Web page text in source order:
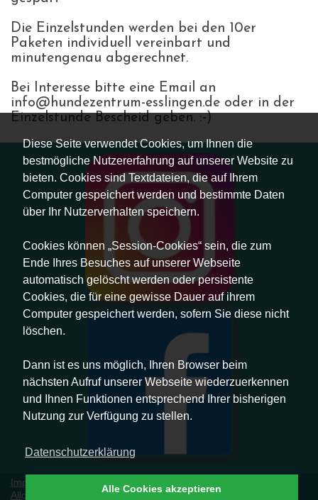
Diese Seite verwendet Cookies, um Ihnen die
bestmögliche Nutzererfahrung auf unserer Website zu
bieten. Cookies sind Textdateien, die auf Ihrem
Computer gespeichert werden und bestimmte Daten
über Ihr Nutzerverhalten speichern.
Cookies können „Session-Cookies“ sein, die zum
Ende Ihres Besuches auf unserer Webseite
automatisch gelöscht werden oder persistente
Cookies, die für eine gewisse Dauer auf ihrem
Computer gespeichert werden, sofern Sie diese nicht
löschen.
Dann ist es uns möglich, Ihren Browser beim
nächsten Aufruf unserer Webseite wiederzuerkennen
und Ihnen Funktionen entsprechend Ihrer bisherigen
Nutzung zur Verfügung zu stellen.
Datenschutzerklärung
Alle Cookies akzeptieren
Die Einzelstunden werden bei den 10er
Paketen individuell vereinbart und
minutengenau abgerechnet.
Bei Interesse bitte eine Email an
info@hundezentrum-esslingen.de oder in der
Einzelstunde Bescheid geben. :-)
Impressum
Allgemeine Geschäftsbedingungen| Vertrag widerrufen